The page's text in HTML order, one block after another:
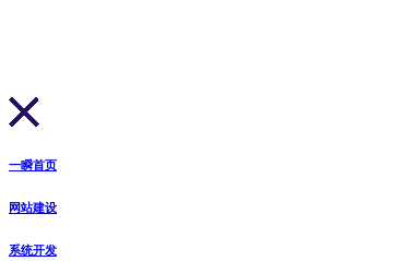
一瞬首页
网站建设
系统开发